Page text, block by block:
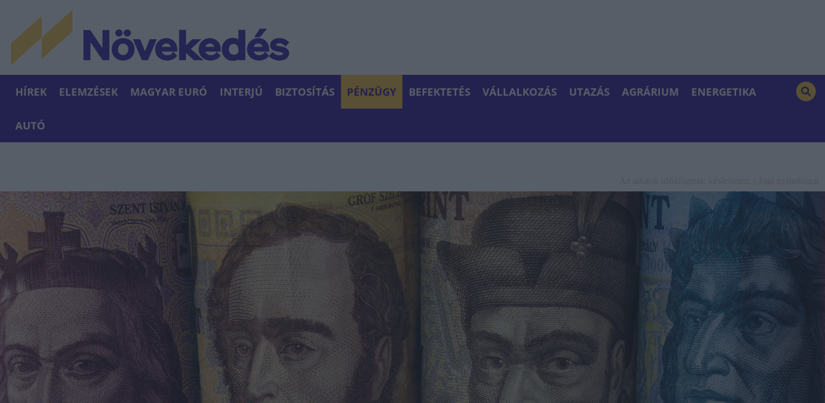
HÍREK ELEMZÉSEK MAGYAR EURÓ INTERJÚ BIZTOSÍTÁS PÉNZÜGY BEFEKTETÉS VÁLLALKOZÁS UTAZÁS AGRÁRIUM ENERGETIKA
AUTÓ